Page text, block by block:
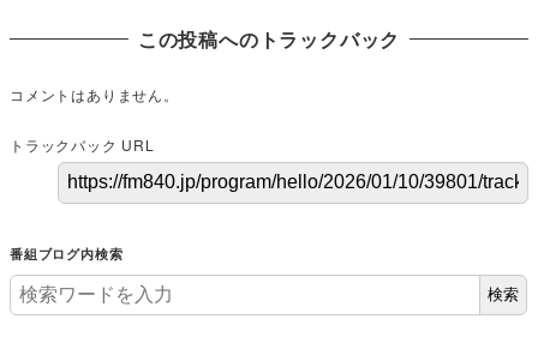
この投稿へのトラックバック
コメントはありません。
トラックバック URL
番組ブログ内検索
検索